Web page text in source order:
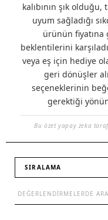
kalıbının şık
uyum sağladığı
ürünün
beklentilerini
veya eş için hediye
geri dönüşler
seçeneklerinin
gerektiği
Bu özet yapay zeka
SIRALAMA